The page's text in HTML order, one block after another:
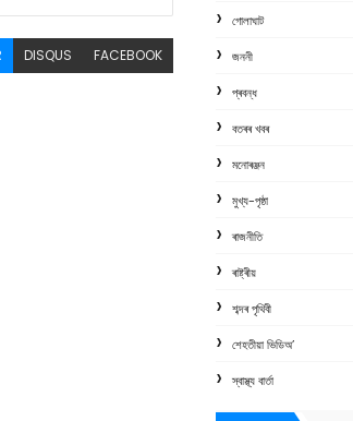
DISQUS FACEBOOK
গোলাঘাট
জননী
প্ৰবন্ধ
বতৰৰ খবৰ
মনোৰঞ্জন
মুখ্য-পৃষ্ঠা
ৰাজনীতি
ৰাষ্ট্ৰীয়
শব্দৰ পৃথিবী
শেহতীয়া ভিডিঅ’
স্বাস্থ্য বাৰ্তা